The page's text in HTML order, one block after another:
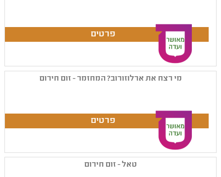
מי רצח את ארלוזורוב? המחזמר - זום חירום
טאל - זום חירום